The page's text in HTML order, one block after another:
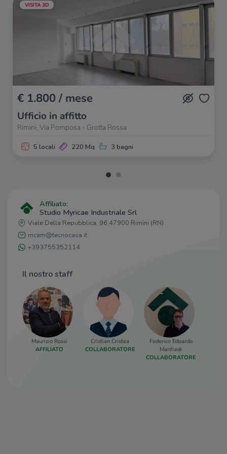
Ristoranti
Ristorante Il Rugantino
Ristorante Pizzeria La Rocca
2,2 Km
Pappa Reale
VISITA 3D
€ 1.800 / mese
Ufficio in affitto
Rimini, Via Pomposa - Grotta Rossa
5 locali 220 Mq 3 bagni
Affiliato:
Studio Myricae Industriale Srl
Viale Della Repubblica, 96 47900 Rimini (RN)
rncam@tecnocasa.it
+393755352114
Il nostro staff
Maurizio Rossi
AFFILIATO
Cristian Cristea
COLLABORATORE
Federico Edoardo
Manfredi
COLLABORATORE